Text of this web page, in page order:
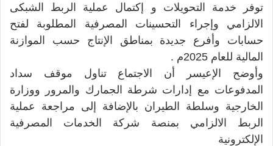
توفر خدمة التحويلات و إكتمال عملية الربط الشبكى
الالزامي وإجراء التحسينات المصرفية المطلوبة لفتح
حسابات وأفرع جديدة بمناطق الإنتاج حسب الموازنة
المالية للعام 2025م .
وأوضح الإعيسر أن الاجتماع تناول موقف سداد
المدفوعات مع إدارات شرطة الجمارك والمرور ووزارة
الخارجية وسلطة الطيران بالإضافة إلى مراجعة عملية
الربط الالزامي بمنصة شركة الخدمات المصرفية
الإلكترونية